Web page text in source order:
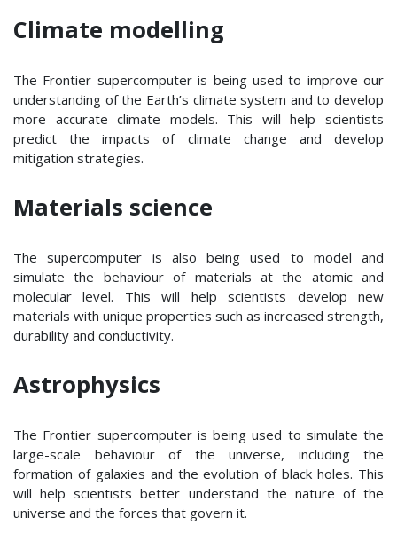
Climate modelling
The Frontier supercomputer is being used to improve our
understanding of the Earth’s climate system and to develop
more accurate climate models. This will help scientists
predict the impacts of climate change and develop
mitigation strategies.
Materials science
The supercomputer is also being used to model and
simulate the behaviour of materials at the atomic and
molecular level. This will help scientists develop new
materials with unique properties such as increased strength,
durability and conductivity.
Astrophysics
The Frontier supercomputer is being used to simulate the
large-scale behaviour of the universe, including the
formation of galaxies and the evolution of black holes. This
will help scientists better understand the nature of the
universe and the forces that govern it.